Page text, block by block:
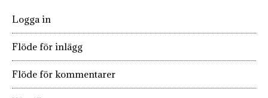
Logga in
Flöde för inlägg
Flöde för kommentarer